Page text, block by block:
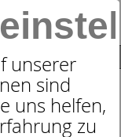
unserer
sind
uns helfen,
zu
0